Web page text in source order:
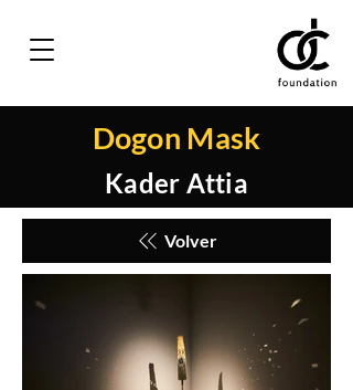
Dogon Mask
Kader Attia
Volver